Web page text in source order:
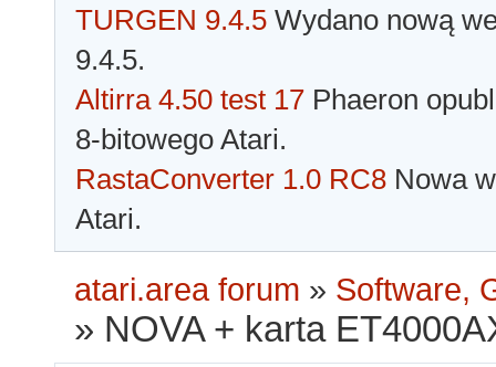
TURGEN 9.4.5 Wydano nową
9.4.5.
Altirra 4.50 test 17 Phaeron
8-bitowego Atari.
RastaConverter 1.0 RC8 Nowa
Atari.
atari.area forum » Software,
» NOVA + karta